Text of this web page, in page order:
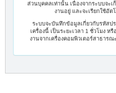
ส่วนบุคคลเท่านั้น เนื่องจากระบบจะ
งานอยู่ และจะเรียกใช้อั
ระบบจะบันทึกข้อมูลเกี่ยวกับรหัสป
เครื่องนี้ เป็นระยะเวลา 1 ชั่วโมง ห
งานจากเครื่องคอมพิวเตอร์สาธาร